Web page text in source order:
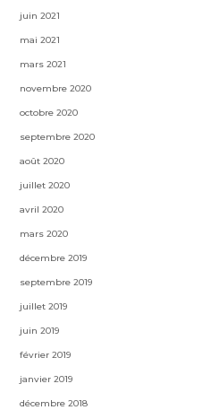
juin 2021
mai 2021
mars 2021
novembre 2020
octobre 2020
septembre 2020
août 2020
juillet 2020
avril 2020
mars 2020
décembre 2019
septembre 2019
juillet 2019
juin 2019
février 2019
janvier 2019
décembre 2018